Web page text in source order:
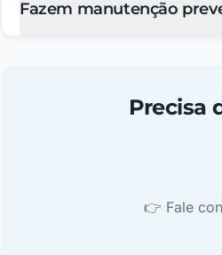
Fazem manutenção
Precisa
👉 Fale